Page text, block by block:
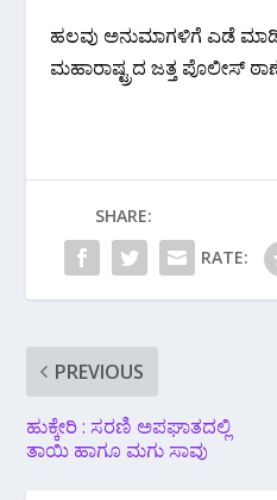
ಹಲವು ಅನುಮಾಗಳಿಗೆ ಎಡೆ
ಮಹಾರಾಷ್ಟ್ರದ ಜತ್ತ ಪೊಲೀಸ್
SHARE:
RATE:
PREVIOUS
ಹುಕ್ಕೇರಿ : ಸರಣಿ ಅಪಘಾತದಲ್ಲಿ
ತಾಯಿ ಹಾಗೂ ಮಗು ಸಾವು